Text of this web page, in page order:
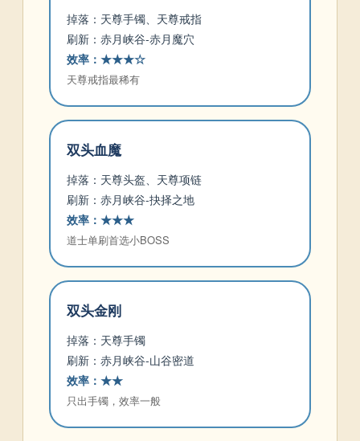
掉落：天尊手镯、天尊戒指
刷新：赤月峡谷-赤月魔穴
效率：★★★☆
天尊戒指最稀有
双头血魔
掉落：天尊头盔、天尊项链
刷新：赤月峡谷-抉择之地
效率：★★★
道士单刷首选小BOSS
双头金刚
掉落：天尊手镯
刷新：赤月峡谷-山谷密道
效率：★★
只出手镯，效率一般